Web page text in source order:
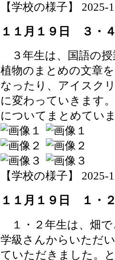
【学校の様子】 2025-
１１月１９日 ３・
３年生は、国語の
植物のまとめの文章
なったり、アイスク
に変わっていきます
についてまとめてい
【学校の様子】 2025-
１１月１９日 １・
１・２年生は、畑
学級さんからいただ
ていただきました。